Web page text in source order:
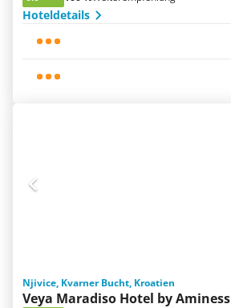
Hoteldetails
Njivice, Kvarner Bucht, Kroatien
Veya Maradiso Hotel by Aminess